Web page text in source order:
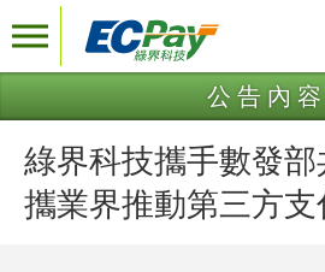
公告內容
綠界科技攜手數發
攜業界推動第三方